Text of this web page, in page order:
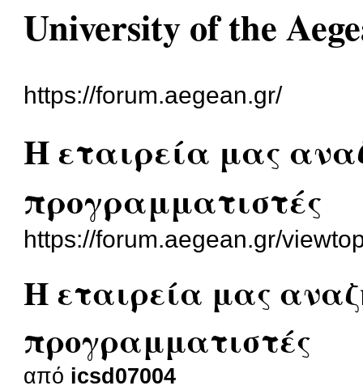
University of the
https://forum.aegean.gr/
Η εταιρεία μας
προγραμματιστές
https://forum.aegean.gr/
Η εταιρεία μας
προγραμματιστές
από icsd07004